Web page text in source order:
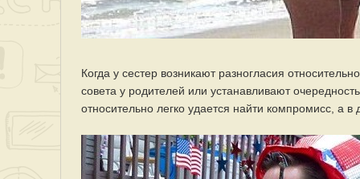
Когда у сестер возникают разногласия
совета у родителей или устанавливают
относительно легко удается найти компромисс, а